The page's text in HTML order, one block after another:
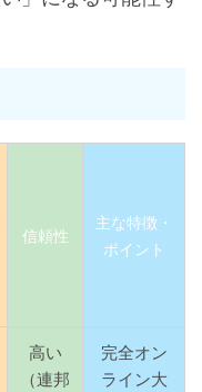
信頼性
主な特徴・
ポイント
高い
（連邦
完全オン
ライン大